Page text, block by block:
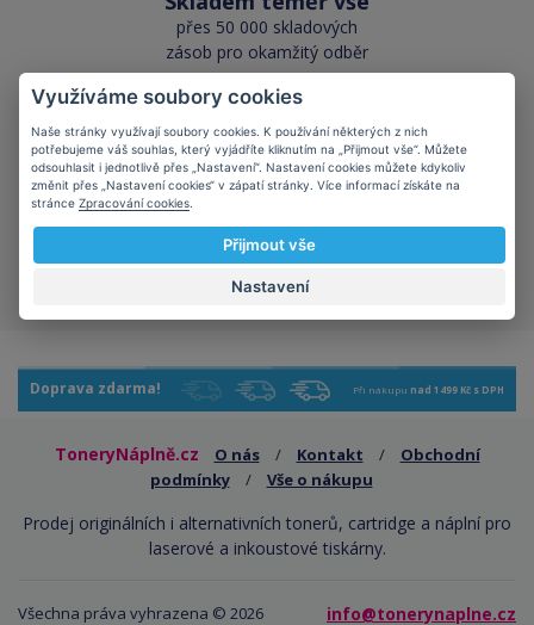
přes 50 000 skladových
zásob pro okamžitý odběr
Šetříte planetu
kompatibilní kazety mají
kladný vliv na ekologii
Doprava zdarma! Při nákupu nad 1499 Kč s DPH
ToneryNáplně.cz O nás / Kontakt /
Obchodní
podmínky
/ Vše o nákupu
Prodej originálních i alternativních tonerů, cartridge a náplní pro
laserové a inkoustové tiskárny.
info@tonerynaplne.cz
Všechna práva vyhrazena © 2026
Využíváme soubory cookies
Naše stránky využívají soubory cookies. K používání některých z nich
potřebujeme váš souhlas, který vyjádříte kliknutím na „Přijmout vše“. Můžete
odsouhlasit i jednotlivě přes „Nastavení“. Nastavení cookies můžete kdykoliv
změnit přes „Nastavení cookies“ v zápatí stránky. Více informací získáte na
stránce Zpracování cookies
Přijmout vše
Nastavení